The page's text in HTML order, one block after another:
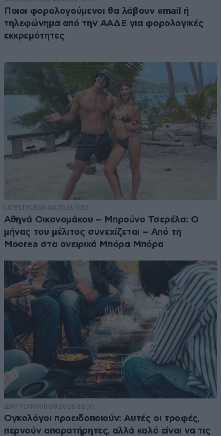
Ποιοι φορολογούμενοι θα λάβουν email ή
τηλεφώνημα από την ΑΑΔΕ για φορολογικές
εκκρεμότητες
LIFESTYLE08·08·2026 11:32
Αθηνά Οικονομάκου – Μπρούνο Τσερέλα: Ο
μήνας του μέλιτος συνεχίζεται – Από τη
Moorea στα ονειρικά Μπόρα Μπόρα
ΔΙΑΤΡΟΦΗ 08·08·2026 08:30
Ογκολόγοι προειδοποιούν: Αυτές οι τροφές,
περνούν απαρατήρητες, αλλά καλό είναι να τις